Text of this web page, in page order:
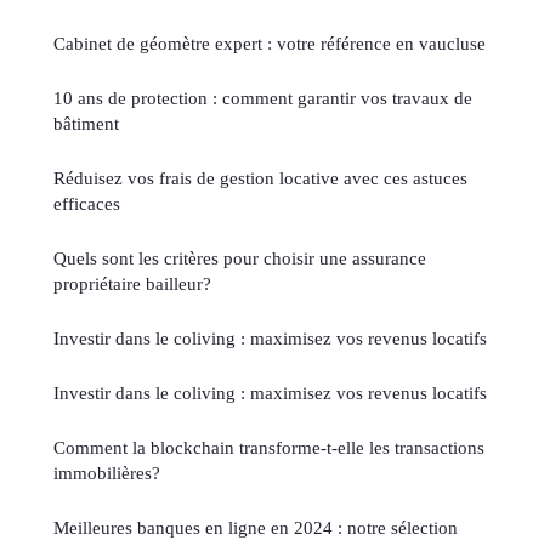
Cabinet de géomètre expert : votre référence en vaucluse
10 ans de protection : comment garantir vos travaux de
bâtiment
Réduisez vos frais de gestion locative avec ces astuces
efficaces
Quels sont les critères pour choisir une assurance
propriétaire bailleur?
Investir dans le coliving : maximisez vos revenus locatifs
Investir dans le coliving : maximisez vos revenus locatifs
Comment la blockchain transforme-t-elle les transactions
immobilières?
Meilleures banques en ligne en 2024 : notre sélection